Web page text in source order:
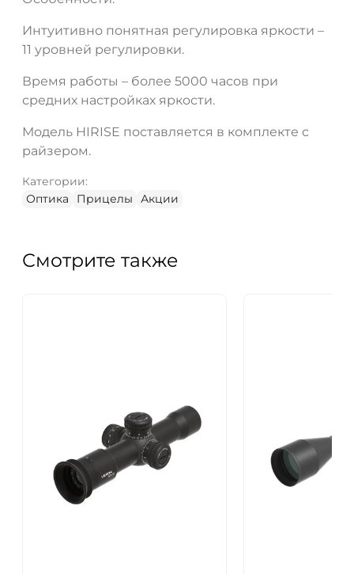
Интуитивно понятная регулировка яркости –
11 уровней регулировки.
Время работы – более 5000 часов при
средних настройках яркости.
Модель HIRISE поставляется в комплекте с
райзером.
Категории:
Оптика
Прицелы Акции
Смотрите также